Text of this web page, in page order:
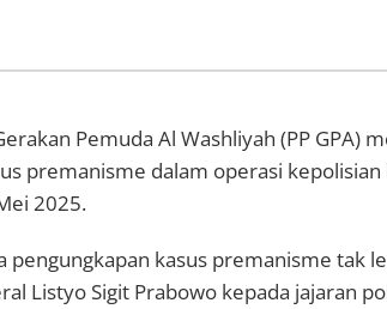
Pemuda Al Washliyah (PP GPA)
premanisme dalam operasi
2025.
pengungkapan kasus premanisme tak
Listyo Sigit Prabowo kepada jajaran